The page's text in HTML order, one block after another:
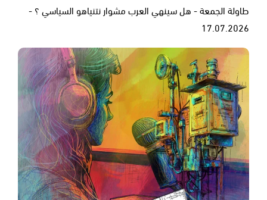
طاولة الجمعة - هل سينهي العرب مشوار نتنياهو السياسي ؟ -
17.07.2026